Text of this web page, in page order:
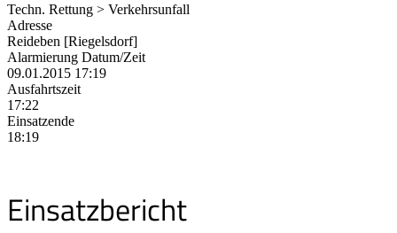
Techn. Rettung > Verkehrsunfall
Adresse
Reideben [Riegelsdorf]
Alarmierung Datum/Zeit
09.01.2015 17:19
Ausfahrtszeit
17:22
Einsatzende
18:19
Einsatzbericht